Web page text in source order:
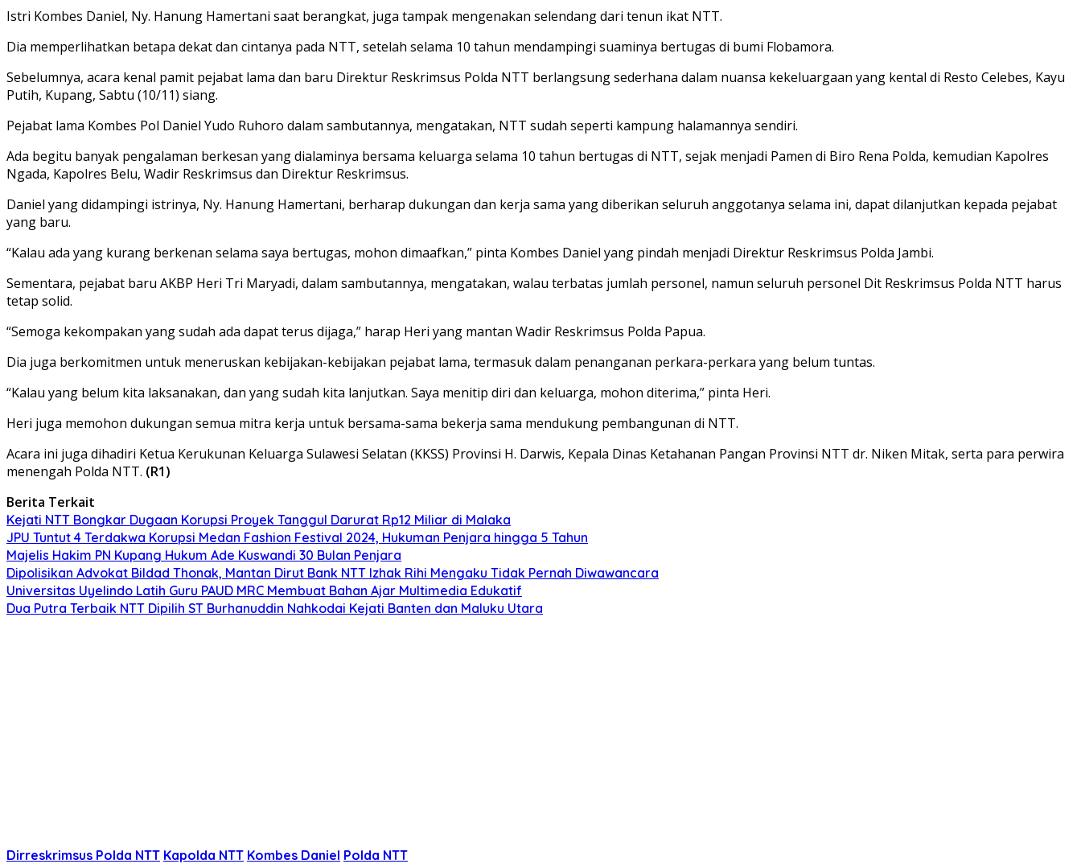
Istri Kombes Daniel, Ny. Hanung Hamertani saat berangkat, juga tampak mengenakan selendang dari tenun ikat NTT.
Dia memperlihatkan betapa dekat dan cintanya pada NTT, setelah selama 10 tahun mendampingi suaminya bertugas di bumi Flobamora.
Sebelumnya, acara kenal pamit pejabat lama dan baru Direktur Reskrimsus Polda NTT berlangsung sederhana dalam nuansa kekeluargaan yang kental di Resto Celebes, Kayu
Putih, Kupang, Sabtu (10/11) siang.
Pejabat lama Kombes Pol Daniel Yudo Ruhoro dalam sambutannya, mengatakan, NTT sudah seperti kampung halamannya sendiri.
Ada begitu banyak pengalaman berkesan yang dialaminya bersama keluarga selama 10 tahun bertugas di NTT, sejak menjadi Pamen di Biro Rena Polda, kemudian Kapolres
Ngada, Kapolres Belu, Wadir Reskrimsus dan Direktur Reskrimsus.
Daniel yang didampingi istrinya, Ny. Hanung Hamertani, berharap dukungan dan kerja sama yang diberikan seluruh anggotanya selama ini, dapat dilanjutkan kepada pejabat
yang baru.
“Kalau ada yang kurang berkenan selama saya bertugas, mohon dimaafkan,” pinta Kombes Daniel yang pindah menjadi Direktur Reskrimsus Polda Jambi.
Sementara, pejabat baru AKBP Heri Tri Maryadi, dalam sambutannya, mengatakan, walau terbatas jumlah personel, namun seluruh personel Dit Reskrimsus Polda NTT harus
tetap solid.
“Semoga kekompakan yang sudah ada dapat terus dijaga,” harap Heri yang mantan Wadir Reskrimsus Polda Papua.
Dia juga berkomitmen untuk meneruskan kebijakan-kebijakan pejabat lama, termasuk dalam penanganan perkara-perkara yang belum tuntas.
“Kalau yang belum kita laksanakan, dan yang sudah kita lanjutkan. Saya menitip diri dan keluarga, mohon diterima,” pinta Heri.
Heri juga memohon dukungan semua mitra kerja untuk bersama-sama bekerja sama mendukung pembangunan di NTT.
Acara ini juga dihadiri Ketua Kerukunan Keluarga Sulawesi Selatan (KKSS) Provinsi H. Darwis, Kepala Dinas Ketahanan Pangan Provinsi NTT dr. Niken Mitak, serta para perwira
menengah Polda NTT. (R1)
Berita Terkait
Kejati NTT Bongkar Dugaan Korupsi Proyek Tanggul Darurat Rp12 Miliar di Malaka
JPU Tuntut 4 Terdakwa Korupsi Medan Fashion Festival 2024, Hukuman Penjara hingga 5 Tahun
Majelis Hakim PN Kupang Hukum Ade Kuswandi 30 Bulan Penjara
Dipolisikan Advokat Bildad Thonak, Mantan Dirut Bank NTT Izhak Rihi Mengaku Tidak Pernah Diwawancara
Universitas Uyelindo Latih Guru PAUD MRC Membuat Bahan Ajar Multimedia Edukatif
Dua Putra Terbaik NTT Dipilih ST Burhanuddin Nahkodai Kejati Banten dan Maluku Utara
Dirreskrimsus Polda NTT Kapolda NTT Kombes Daniel Polda NTT